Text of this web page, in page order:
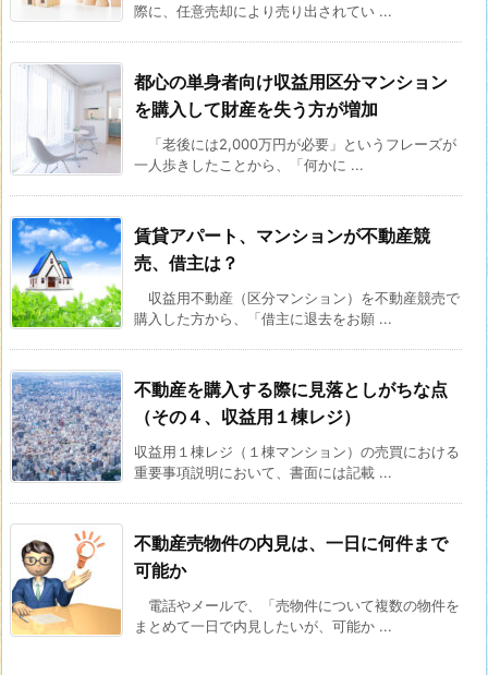
際に、任意売却により売り出されてい ...
都心の単身者向け収益用区分マンション
を購入して財産を失う方が増加
「老後には2,000万円が必要」というフレーズが
一人歩きしたことから、「何かに ...
賃貸アパート、マンションが不動産競
売、借主は？
収益用不動産（区分マンション）を不動産競売で
購入した方から、「借主に退去をお願 ...
不動産を購入する際に見落としがちな点
（その４、収益用１棟レジ）
収益用１棟レジ（１棟マンション）の売買における
重要事項説明において、書面には記載 ...
不動産売物件の内見は、一日に何件まで
可能か
電話やメールで、「売物件について複数の物件を
まとめて一日で内見したいが、可能か ...